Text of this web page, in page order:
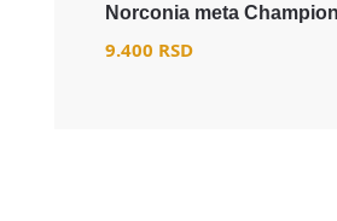
Norconia meta
9.400 RSD